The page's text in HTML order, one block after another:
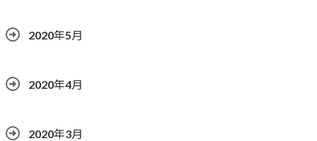
2020年5月
2020年4月
2020年3月